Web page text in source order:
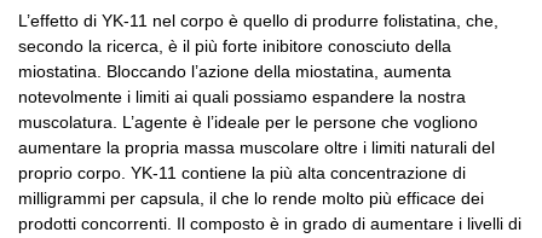
L’effetto di YK-11 nel corpo è quello di produrre folistatina, che,
secondo la ricerca, è il più forte inibitore conosciuto della
miostatina. Bloccando l’azione della miostatina, aumenta
notevolmente i limiti ai quali possiamo espandere la nostra
muscolatura. L’agente è l’ideale per le persone che vogliono
aumentare la propria massa muscolare oltre i limiti naturali del
proprio corpo. YK-11 contiene la più alta concentrazione di
milligrammi per capsula, il che lo rende molto più efficace dei
prodotti concorrenti. Il composto è in grado di aumentare i livelli di